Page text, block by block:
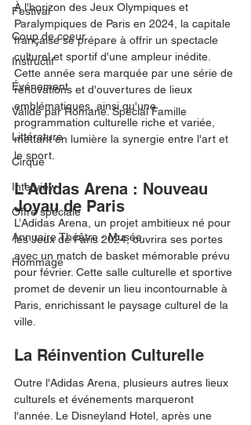
Festival
Coup de coeur
Instructif
Événement
Validé par Romane. Spécial Famille
Littérature
Cirque
Interview
Offre spéciale
Annuaire Théâtre - Musée
Hommage
À l'horizon des Jeux Olympiques et
Paralympiques de Paris en 2024, la capitale
française se prépare à offrir un spectacle
culturel et sportif d'une ampleur inédite.
Cette année sera marquée par une série de
rénovations et d'ouvertures de lieux
emblématiques, ainsi qu'une
programmation culturelle riche et variée,
mettant en lumière la synergie entre l'art et
le sport.
L'Adidas Arena : Nouveau
Joyau de Paris
L’Adidas Arena, un projet ambitieux né pour
les Jeux de Paris 2024, ouvrira ses portes
avec un match de basket mémorable prévu
pour février. Cette salle culturelle et sportive
promet de devenir un lieu incontournable à
Paris, enrichissant le paysage culturel de la
ville.
La Réinvention Culturelle
Outre l'Adidas Arena, plusieurs autres lieux
culturels et événements marqueront
l'année. Le Disneyland Hotel, après une